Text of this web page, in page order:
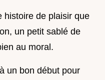
histoire de plaisir que
un petit sablé de
au moral.
un bon début pour